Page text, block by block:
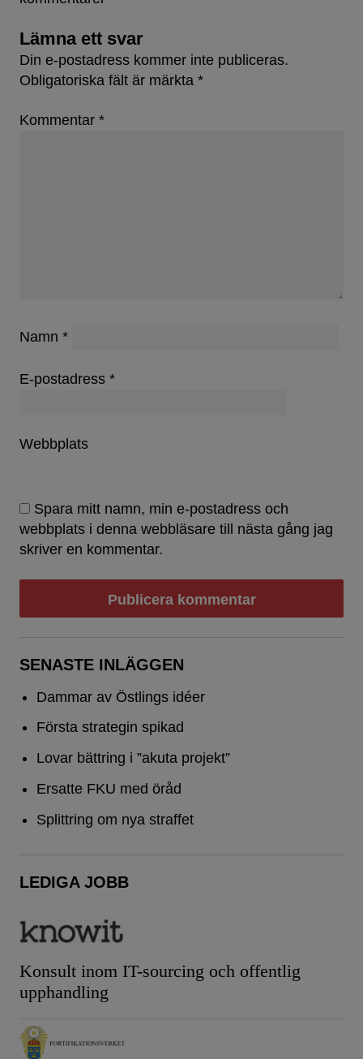
Lämna ett svar
Din e-postadress kommer inte publiceras.
Obligatoriska fält är märkta *
Kommentar *
Namn *
E-postadress *
Webbplats
Spara mitt namn, min e-postadress och
webbplats i denna webbläsare till nästa gång jag
skriver en kommentar.
SENASTE INLÄGGEN
Dammar av Östlings idéer
Första strategin spikad
Lovar bättring i ”akuta projekt”
Ersatte FKU med öråd
Splittring om nya straffet
LEDIGA JOBB
Konsult inom IT-sourcing och offentlig
upphandling